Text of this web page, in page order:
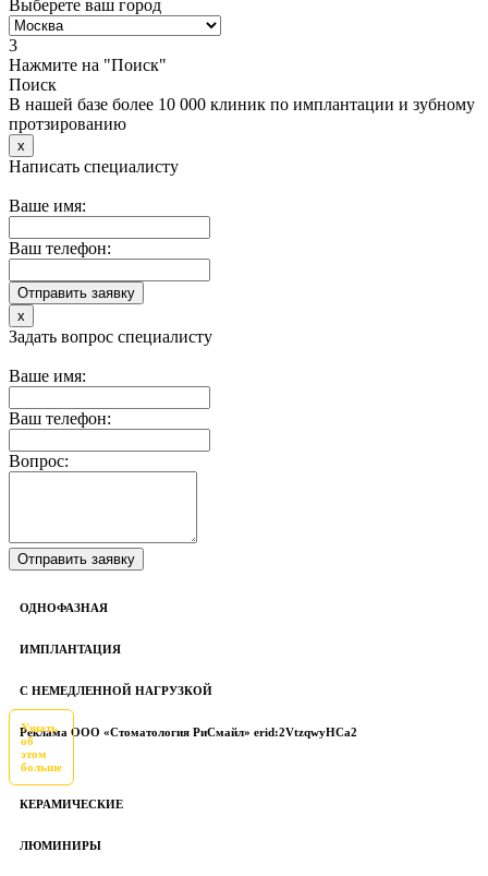
Выберете ваш город
3
Нажмите на "Поиск"
Поиск
В нашей базе более 10 000 клиник по имплантации и зубному
протзированию
x
Написать специалисту
Ваше имя:
Ваш телефон:
x
Задать вопрос специалисту
Ваше имя:
Ваш телефон:
Вопрос:
ОДНОФАЗНАЯ
ИМПЛАНТАЦИЯ
С НЕМЕДЛЕННОЙ НАГРУЗКОЙ
Реклама ООО «Стоматология РиСмайл» erid:2VtzqwyHCa2
Узнать
об
этом
больше
КЕРАМИЧЕСКИЕ
ЛЮМИНИРЫ